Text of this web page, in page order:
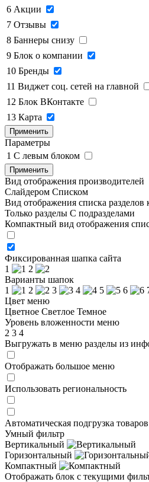
6 Акции
7 Отзывы
8 Баннеры снизу
9 Блок о компании
10 Бренды
11 Виджет соц. сетей на главной
12 Блок ВКонтакте
13 Карта
Применить
Параметры
1 C левым блоком
Применить
Вид отображения производителей
Слайдером Списком
Вид отображения списка разделов
Только разделы С подразделами
Компактный вид отображения
Фиксированная шапка сайта
1
2
Варианты шапок
1
2 3 4 5 6
Цвет меню
Цветное Светлое Темное
Уровень вложенности меню
2 3 4
Выгружать в меню разделы из
Отображать большое меню
Использовать региональность
Автоматическая подгрузка
Умный фильтр
Вертикальный
Горизонтальный
Компактный
Отображать блок с текущими